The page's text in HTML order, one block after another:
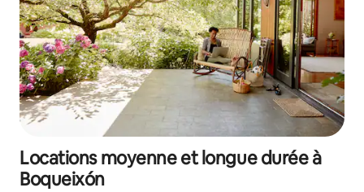
Locations moyenne et longue durée à
Boqueixón